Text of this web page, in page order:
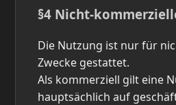
§4 Nicht-
Die Nutzung ist nur für
Zwecke gestattet.
Als kommerziell gilt eine
hauptsächlich auf